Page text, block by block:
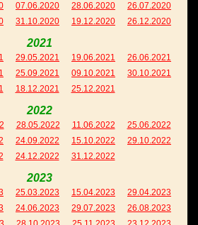
07.06.2020 28.06.2020
26.07.2020
31.10.2020 19.12.2020 26.12.2020
2021
29.05.2021 19.06.2021
26.06.2021
25.09.2021 09.10.2021
30.10.2021
18.12.2021 25.12.2021
2022
28.05.2022 11.06.2022
25.06.2022
24.09.2022 15.10.2022
29.10.2022
24.12.2022 31.12.2022
2023
25.03.2023 15.04.2023
29.04.2023
24.06.2023 29.07.2023
26.08.2023